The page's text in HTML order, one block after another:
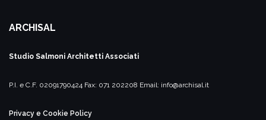
ARCHISAL
Studio Salmoni Architetti Associati
P.I. e C.F. 02091790424 Fax: 071 202208 Email: info@archisal.it
Privacy e Cookie Policy